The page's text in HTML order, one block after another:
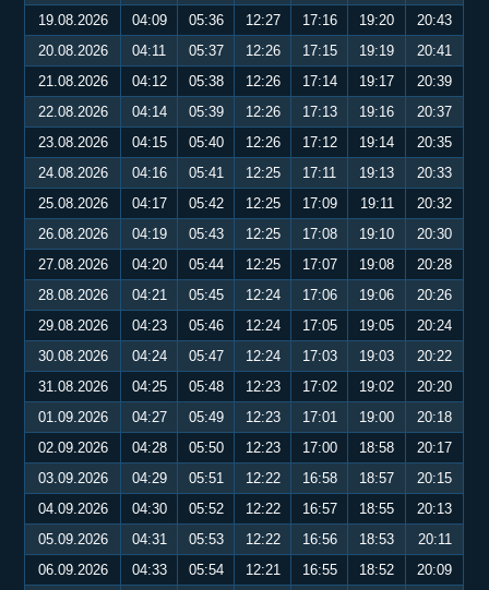
19.08.2026
04:09 05:36 12:27 17:16 19:20
20:43
20.08.2026
04:11 05:37 12:26 17:15 19:19
20:41
21.08.2026
04:12 05:38 12:26 17:14 19:17
20:39
22.08.2026
04:14 05:39 12:26 17:13 19:16
20:37
23.08.2026
04:15 05:40 12:26 17:12 19:14
20:35
24.08.2026
04:16 05:41 12:25 17:11 19:13
20:33
25.08.2026
04:17 05:42 12:25 17:09 19:11
20:32
26.08.2026
04:19 05:43 12:25 17:08 19:10
20:30
27.08.2026
04:20 05:44 12:25 17:07 19:08
20:28
28.08.2026
04:21 05:45 12:24 17:06 19:06
20:26
29.08.2026
04:23 05:46 12:24 17:05 19:05
20:24
30.08.2026
04:24 05:47 12:24 17:03 19:03
20:22
31.08.2026
04:25 05:48 12:23 17:02 19:02
20:20
01.09.2026
04:27 05:49 12:23 17:01 19:00
20:18
02.09.2026
04:28 05:50 12:23 17:00 18:58
20:17
03.09.2026
04:29 05:51 12:22 16:58 18:57
20:15
04.09.2026
04:30 05:52 12:22 16:57 18:55
20:13
05.09.2026
04:31 05:53 12:22 16:56 18:53
20:11
06.09.2026
04:33 05:54 12:21 16:55 18:52
20:09